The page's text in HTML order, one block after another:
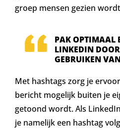
groep mensen gezien
PAK OPTIMAAL
LINKEDIN
GEBRUIKEN
Met hashtags zorg je
bericht mogelijk buiten je
getoond wordt. Als
je namelijk een hashtag